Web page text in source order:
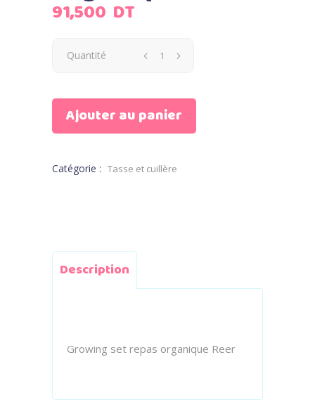
91,500 DT
Quantité
Ajouter au panier
Catégorie : Tasse et cuillère
Description
Growing set repas organique Reer